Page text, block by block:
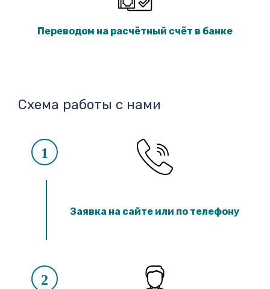
Переводом на расчётный счёт в банке
Схема работы с нами
1
Заявка на сайте или по телефону
2